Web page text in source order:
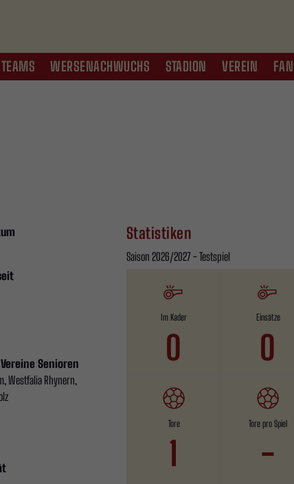
TEAMS WERSENACHWUCHS STADION VEREIN
Senioren
Westfalia Rhynern,
Statistiken
Saison 2026/2027 - Testspiel
Im Kader
0
Einsätze
0
Tore
1
Tore pro Spiel
-